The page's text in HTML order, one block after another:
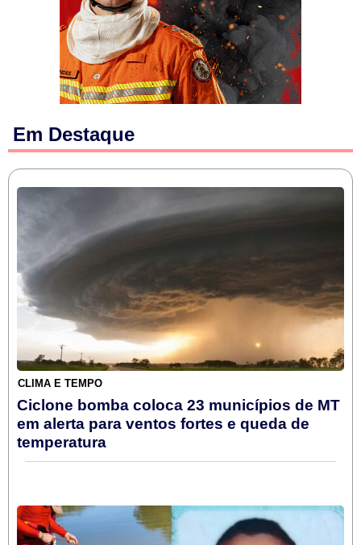
Em Destaque
CLIMA E TEMPO
Ciclone bomba coloca 23 municípios de MT
em alerta para ventos fortes e queda de
temperatura